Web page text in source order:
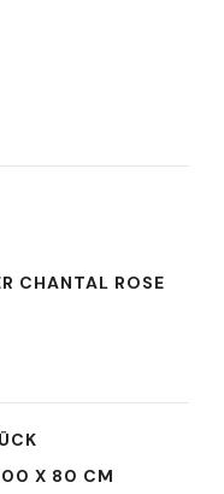
CHANTAL ROSE
X 80 CM